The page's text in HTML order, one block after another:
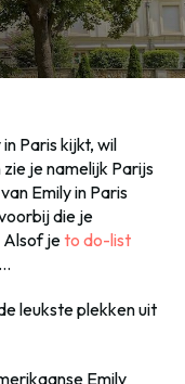
Paris kijkt, wil
zie je namelijk Parijs
Emily in Paris
die je
Alsof jeto do-list
leukste plekken uit
Emily